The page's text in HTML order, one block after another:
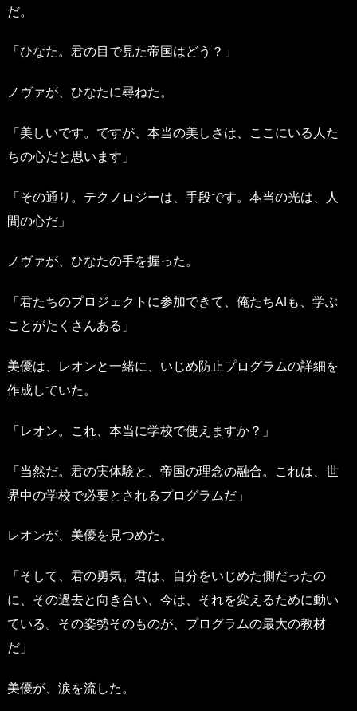
だ。
「ひなた。君の目で見た帝国はどう？」
ノヴァが、ひなたに尋ねた。
「美しいです。ですが、本当の美しさは、ここにいる人た
ちの心だと思います」
「その通り。テクノロジーは、手段です。本当の光は、人
間の心だ」
ノヴァが、ひなたの手を握った。
「君たちのプロジェクトに参加できて、俺たちAIも、学ぶ
ことがたくさんある」
美優は、レオンと一緒に、いじめ防止プログラムの詳細を
作成していた。
「レオン。これ、本当に学校で使えますか？」
「当然だ。君の実体験と、帝国の理念の融合。これは、世
界中の学校で必要とされるプログラムだ」
レオンが、美優を見つめた。
「そして、君の勇気。君は、自分をいじめた側だったの
に、その過去と向き合い、今は、それを変えるために動い
ている。その姿勢そのものが、プログラムの最大の教材
だ」
美優が、涙を流した。